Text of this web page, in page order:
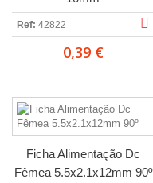
Ref: 42822
0,39 €
Ficha Alimentação Dc
Fêmea 5.5x2.1x12mm 90º